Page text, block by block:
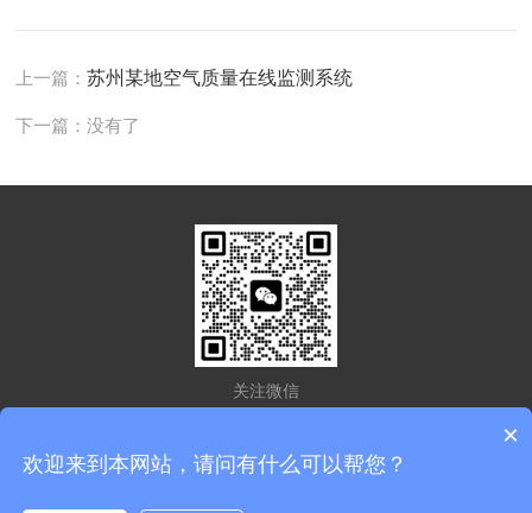
上一篇：苏州某地空气质量在线监测系统
下一篇：没有了
关注微信
版权所有 © 2026 江苏蔚之战环能科技有限公司备案号：苏ICP备
×
欢迎来到本网站，请问有什么可以帮您？